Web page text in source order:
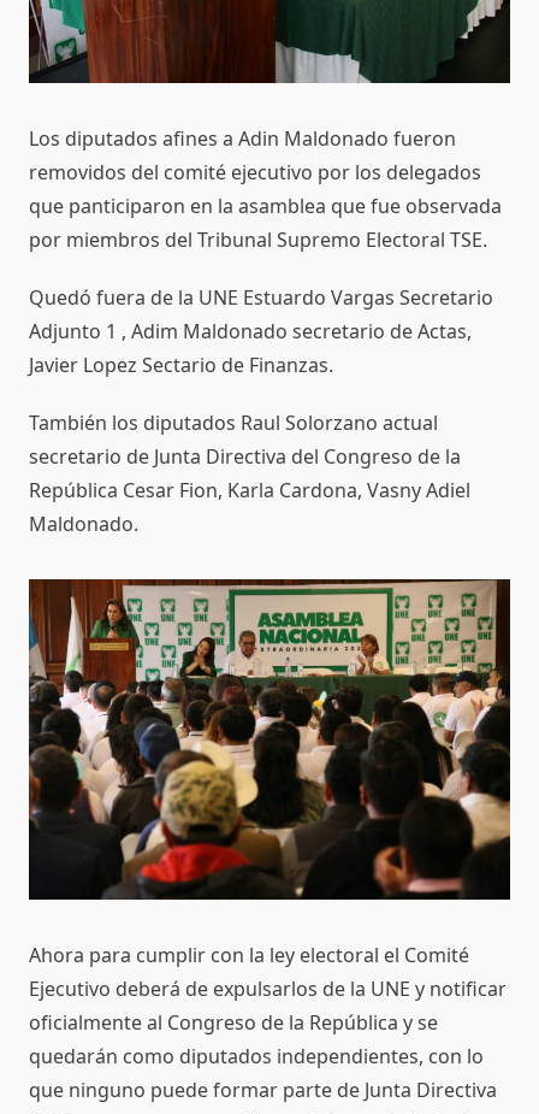
Los diputados afines a Adin Maldonado fueron
removidos del comité ejecutivo por los delegados
que panticiparon en la asamblea que fue observada
por miembros del Tribunal Supremo Electoral TSE.
Quedó fuera de la UNE Estuardo Vargas Secretario
Adjunto 1 , Adim Maldonado secretario de Actas,
Javier Lopez Sectario de Finanzas.
También los diputados Raul Solorzano actual
secretario de Junta Directiva del Congreso de la
República Cesar Fion, Karla Cardona, Vasny Adiel
Maldonado.
Ahora para cumplir con la ley electoral el Comité
Ejecutivo deberá de expulsarlos de la UNE y notificar
oficialmente al Congreso de la República y se
quedarán como diputados independientes, con lo
que ninguno puede formar parte de Junta Directiva